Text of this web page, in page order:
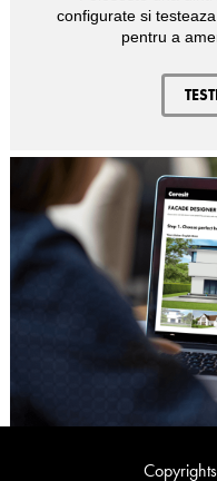
configurate si
pentru a